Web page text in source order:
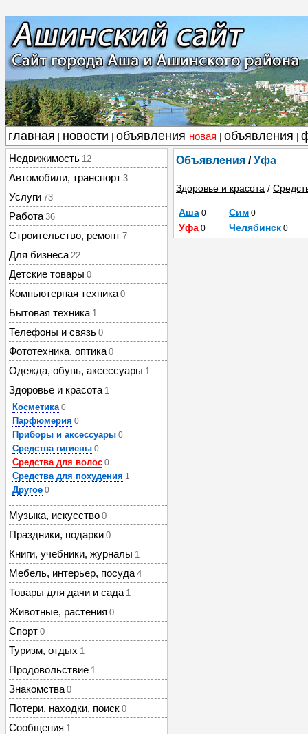
главная новости объявления новая объявления
Недвижимость 12
Автомобили, транспорт 3
Услуги 73
Работа 36
Строительство, ремонт 7
Для бизнеса 22
Детские товары 0
Компьютерная техника 0
Бытовая техника 1
Телефоны и связь 0
Фототехника, оптика 0
Одежда, обувь, аксессуары 1
Здоровье и красота 1
Косметика 0
Парфюмерия 0
Приборы и аксессуары 0
Средства гигиены 0
Средства для волос 0
Средства для похудения 1
Другое 0
Музыка, искусство 0
Праздники, подарки 0
Книги, учебники, журналы 1
Мебель, интерьер, посуда 4
Товары для дачи и сада 1
Животные, растения 0
Спорт 0
Туризм, отдых 1
Продовольствие 1
Знакомства 0
Потери, находки, поиск 0
Сообщения 1
Объявления /Уфа
Здоровье и красота /
Аша 0 Сим 0
Уфа 0 Челябинск 0